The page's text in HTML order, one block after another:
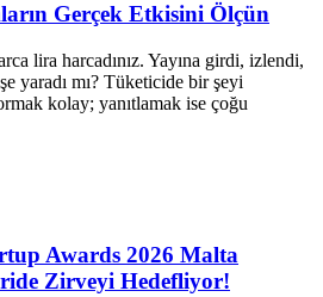
Gerçek Etkisini Ölçün
lira harcadınız. Yayına girdi, izlendi,
yaradı mı? Tüketicide bir şeyi
kolay; yanıtlamak ise çoğu
Awards 2026 Malta
Zirveyi Hedefliyor!